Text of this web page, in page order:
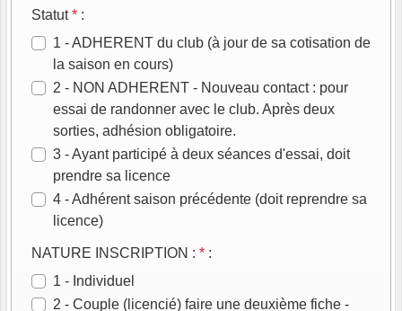
Statut* :
1 - ADHERENT du club (à jour de sa cotisation de
la saison en cours)
2 - NON ADHERENT - Nouveau contact : pour
essai de randonner avec le club. Après deux
sorties, adhésion obligatoire.
3 - Ayant participé à deux séances d'essai, doit
prendre sa licence
4 - Adhérent saison précédente (doit reprendre sa
licence)
NATURE INSCRIPTION : * :
1 - Individuel
2 - Couple (licencié) faire une deuxième fiche -